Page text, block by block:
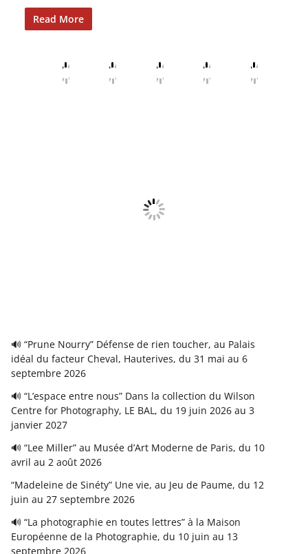
Read More
🔊 “Prune Nourry” Défense de rien toucher, au Palais
idéal du facteur Cheval, Hauterives, du 31 mai au 6
septembre 2026
🔊 “L’espace entre nous” Dans la collection du Wilson
Centre for Photography, LE BAL, du 19 juin 2026 au 3
janvier 2027
🔊 “Lee Miller” au Musée d’Art Moderne de Paris, du 10
avril au 2 août 2026
“Madeleine de Sinéty” Une vie, au Jeu de Paume, du 12
juin au 27 septembre 2026
🔊 “La photographie en toutes lettres” à la Maison
Européenne de la Photographie, du 10 juin au 13
septembre 2026